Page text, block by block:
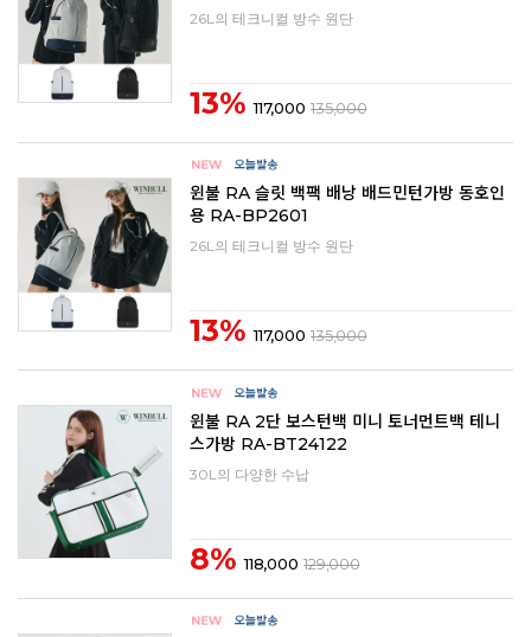
26L의 테크니컬 방수 원단
13% 117,000 135,000
윈불 RA 슬릿 백팩 배낭 배드민턴가방 동호인
용 RA-BP2601
26L의 테크니컬 방수 원단
13% 117,000 135,000
윈불 RA 2단 보스턴백 미니 토너먼트백 테니
스가방 RA-BT24122
30L의 다양한 수납
8% 118,000 129,000